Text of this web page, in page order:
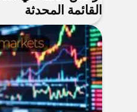
القائمة المحدثة